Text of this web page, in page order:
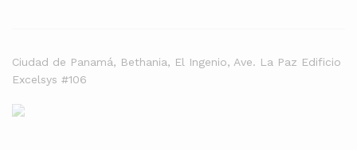
Ciudad de Panamá, Bethania, El Ingenio, Ave. La Paz Edificio
Excelsys #106